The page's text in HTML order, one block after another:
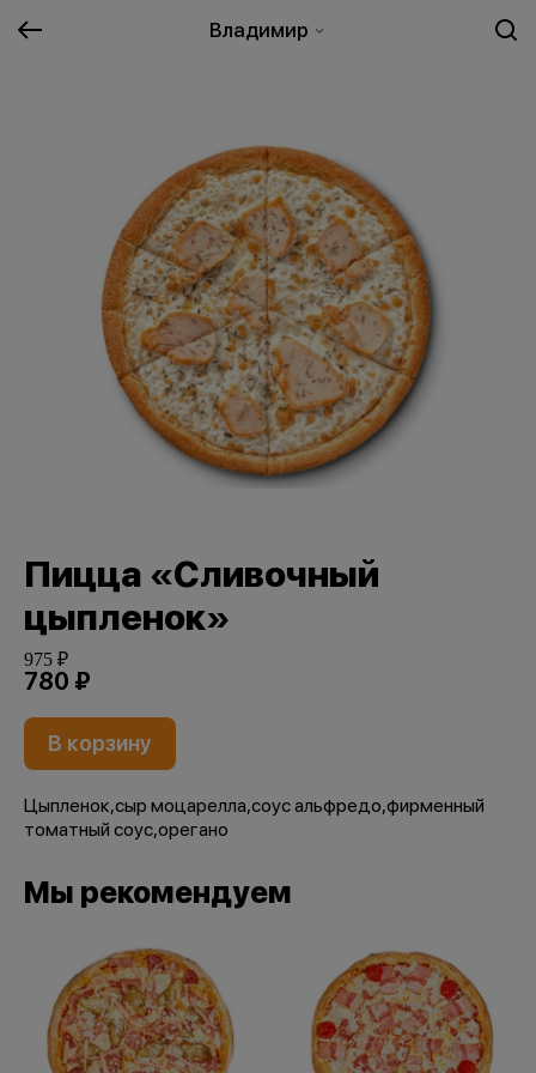
Владимир
Пицца «Сливочный
цыпленок»
975 ₽
780 ₽
В корзину
Цыпленок,сыр моцарелла,соус альфредо,фирменный
томатный соус,орегано
Мы рекомендуем